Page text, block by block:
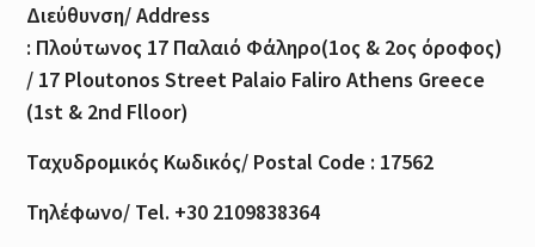
Διεύθυνση/ Address
: Πλούτωνος 17 Παλαιό Φάληρο(1ος & 2ος όροφος)
/ 17 Ploutonos Street Palaio Faliro Athens Greece
(1st & 2nd Flloor)
Ταχυδρομικός Κωδικός/ Postal Code : 17562
Τηλέφωνο/ Tel. +30 2109838364